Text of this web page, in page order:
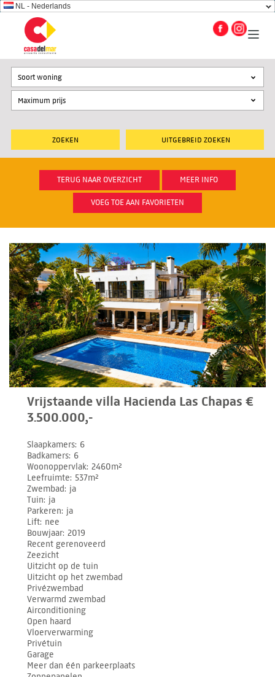
NL - Nederlands
UITGEBREID ZOEKEN
Soort woning
TERUG NAAR OVERZICHT MEER INFO
VOEG TOE AAN FAVORIETEN
Vrijstaande villa Hacienda Las Chapas €
3.500.000,-
Slaapkamers 6
Badkamers 6
Woonoppervlak 2460m²
Leefruimte 537m²
Zwembad ja
Tuin ja
Parkeren ja
Lift nee
Bouwjaar 2019
Recent gerenoveerd
Zeezicht
Uitzicht op de tuin
Uitzicht op het zwembad
Privézwembad
Verwarmd zwembad
Airconditioning
Open haard
Vloerverwarming
Privétuin
Garage
Meer dan één parkeerplaats